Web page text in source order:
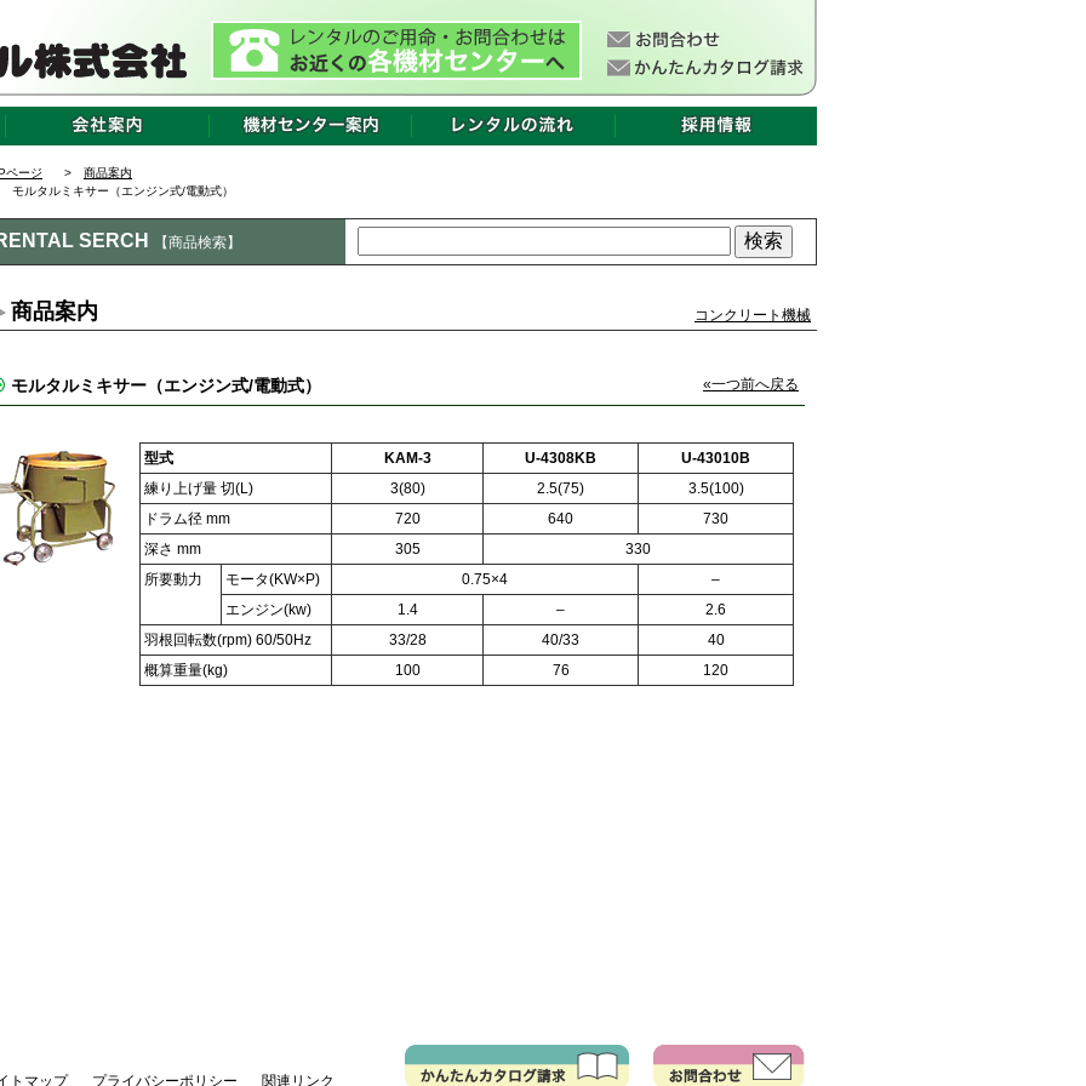
ページ > 商品案内
ルタルミキサー（エンジン式/電動式）
SERCH 【商品検索】
商品案内 コンクリート機械
モルタルミキサー（エンジン式/電動式） «一つ前へ戻る
型式 KAM-3 U-4308KB
U-43010B
練り上げ量 切(L)
3(80) 2.5(75)
3.5(100)
ドラム径 mm
720 640
730
深さ mm
305
330
所要動力
モータ(KW×P) 0.75×4
–
エンジン(kw)
1.4 –
2.6
羽根回転数(rpm) 60/50Hz
33/28 40/33
40
概算重量(kg)
100 76 120
トマップ プライバシーポリシー 関連リンク